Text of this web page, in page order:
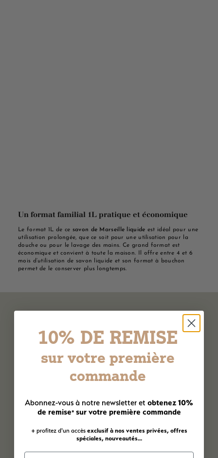
Un format familial 1L pratique et économique
Le format 1L de ce savon de Marseille liquide est idéal pour une
utilisation prolongée, que ce soit pour une utilisation pour la
douche ou pour le lavage des mains. Ce grand format est
économique et convient à toute la maison. Il offre entre 4 et 6
mois d’utilisation de savon liquide et son format à bouchon
permet de le conserver plus longtemps.
10% DE REMISE
sur votre première
commande
Abonnez-vous à notre newsletter et obtenez 10%
de remise*sur votre première commande
+ profitez d'un accès exclusif à nos ventes privées, offres
spéciales, nouveautés...